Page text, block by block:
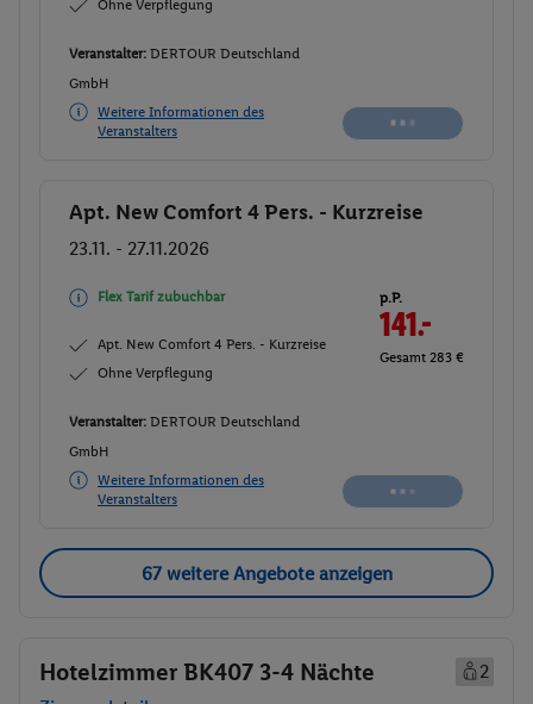
Ohne Verpflegung
Veranstalter: DERTOUR Deutschland
GmbH
Weitere Informationen des
Veranstalters
verfügbar
Buchen
Apt. New Comfort 4 Pers. - Kurzreise
23.11. - 27.11.2026
Flex Tarif zubuchbar
Apt. New Comfort 4 Pers. - Kurzreise
Ohne Verpflegung
p.P.
141.-
Gesamt 283 €
Veranstalter: DERTOUR Deutschland
GmbH
Weitere Informationen des
Veranstalters
verfügbar
67 weitere Angebote anzeigen
Hotelzimmer BK407 3-4 Nächte
2